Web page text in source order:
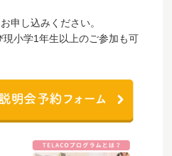
申し込みください。
小学1年生以上のご参加も可